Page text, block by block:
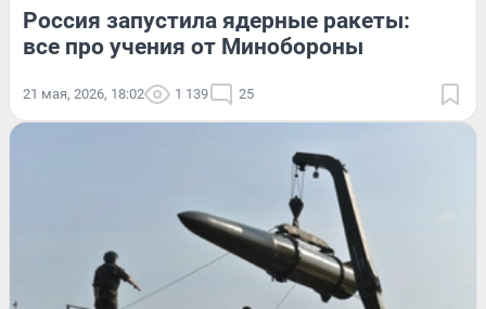
Россия запустила ядерные ракеты:
все про учения от Минобороны
21 мая, 2026, 18:02 1 139 25